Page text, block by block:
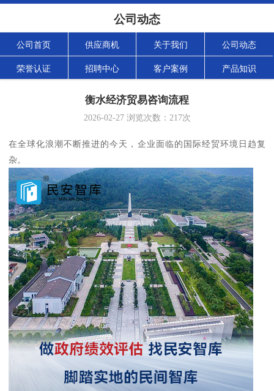
公司动态
公司首页 供应商机 关于我们 公司动态
荣誉认证 招聘中心 客户案例 产品知识
衡水经济贸易咨询流程
2026-02-27浏览次数： 217次
在全球化浪潮不断推进的今天，企业面临的国际经贸环境日趋复
杂。